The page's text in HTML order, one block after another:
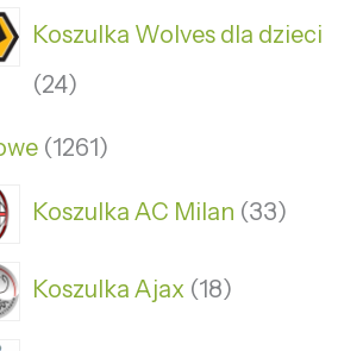
Koszulka Wolves dla dzieci
24
1261
Koszulka AC Milan 33
Koszulka Ajax 18